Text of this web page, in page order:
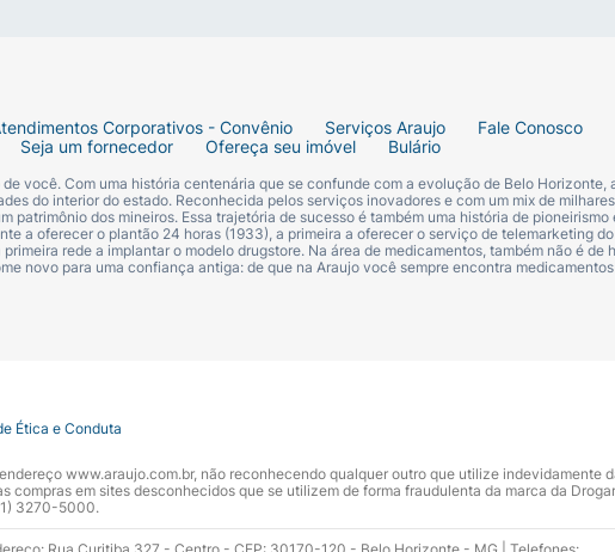
Corporativos - Convênio Serviços Araujo
Fale Conosco
Seja um fornecedor Ofereça seu imóvel Bulário
você. Com uma história centenária que se confunde com a evolução de Belo Horizonte,
do interior do estado. Reconhecida pelos serviços inovadores e com um mix de
patrimônio dos mineiros. Essa trajetória de sucesso é também uma história de pioneirismo
a oferecer o plantão 24 horas (1933), a primeira a oferecer o serviço de telemarketing
rede a implantar o modelo drugstore. Na área de medicamentos, também não é de
novo para uma confiança antiga: de que na Araujo você sempre encontra
Ética e Conduta
www.araujo.com.br, não reconhecendo qualquer outro que utilize indevidamente
compras em sites desconhecidos que se utilizem de forma fraudulenta da marca da
3270-5000.